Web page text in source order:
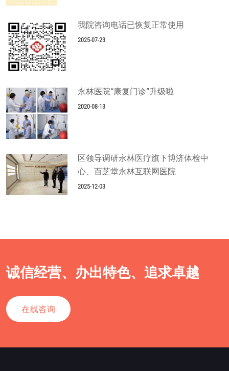
我院咨询电话已恢复正常使用
2025-07-23
永林医院“康复门诊”升级啦
2020-08-13
区领导调研永林医疗旗下博济体检中
心、百芝堂永林互联网医院
2025-12-03
诚信经营、办出特色、追求卓越
在线咨询